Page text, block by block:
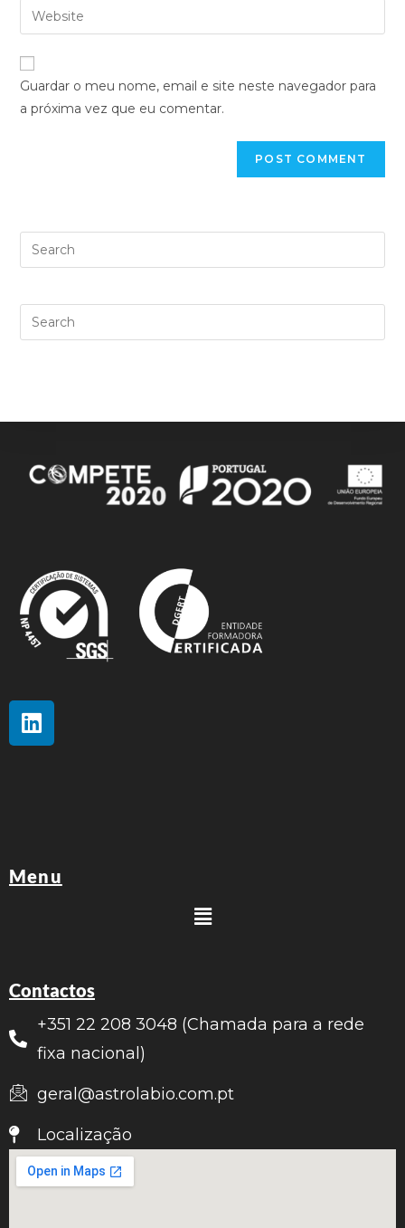
Guardar o meu nome, email e site neste navegador para
a próxima vez que eu comentar.
Menu
Contactos
+351 22 208 3048 (Chamada para a rede
fixa nacional)
geral@astrolabio.com.pt
Localização